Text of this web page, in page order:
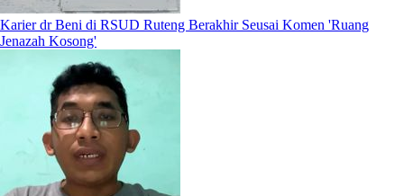
Karier dr Beni di RSUD Ruteng Berakhir Seusai Komen 'Ruang
Jenazah Kosong'